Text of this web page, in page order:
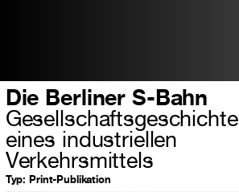
Die Berliner S-Bahn
Gesellschaftsgeschichte
eines industriellen
Verkehrsmittels
Typ: Print-Publikation